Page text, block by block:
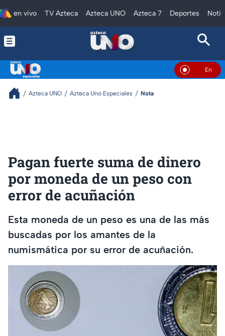
en vivo TV Azteca Azteca UNO Azteca 7 Deportes
En Vivo
Azteca UNO Azteca Uno Especiales Nota
Pagan fuerte suma de dinero
por moneda de un peso con
error de acuñación
Esta moneda de un peso es una de las más
buscadas por los amantes de la
numismática por su error de acuñación.